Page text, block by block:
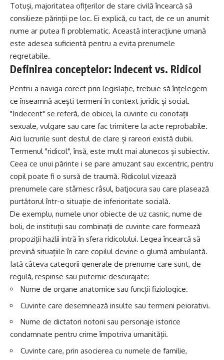
Totuși, majoritatea ofițerilor de stare civilă încearcă să
consilieze părinții pe loc. Ei explică, cu tact, de ce un anumit
nume ar putea fi problematic. Această interacțiune umană
este adesea suficientă pentru a evita prenumele
regretabile.
Definirea conceptelor: Indecent vs. Ridicol
Pentru a naviga corect prin legislație, trebuie să înțelegem
ce înseamnă acești termeni în context juridic și social.
"Indecent" se referă, de obicei, la cuvinte cu conotații
sexuale, vulgare sau care fac trimitere la acte reprobabile.
Aici lucrurile sunt destul de clare și rareori există dubii.
Termenul "ridicol", însă, este mult mai alunecos și subiectiv.
Ceea ce unui părinte i se pare amuzant sau excentric, pentru
copil poate fi o sursă de traumă. Ridicolul vizează
prenumele care stârnesc râsul, batjocura sau care plasează
purtătorul într-o situație de inferioritate socială.
De exemplu, numele unor obiecte de uz casnic, nume de
boli, de instituții sau combinații de cuvinte care formează
propoziții hazlii intră în sfera ridicolului. Legea încearcă să
prevină situațiile în care copilul devine o glumă ambulantă.
Iată câteva categorii generale de prenume care sunt, de
regulă, respinse sau puternic descurajate:
Nume de organe anatomice sau funcții fiziologice.
Cuvinte care desemnează insulte sau termeni peiorativi.
Nume de dictatori notorii sau personaje istorice
condamnate pentru crime împotriva umanității.
Cuvinte care, prin asocierea cu numele de familie,